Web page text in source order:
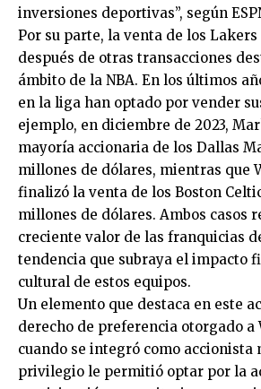
inversiones deportivas”, según
Por su parte, la venta de los
después de otras transacciones
ámbito de la NBA. En los últimos
en la liga han optado por vender
ejemplo, en diciembre de 2023,
mayoría accionaria de los Dallas
millones de dólares, mientras que
finalizó la venta de los Boston
millones de dólares. Ambos casos
creciente valor de las franquicias
tendencia que subraya el impacto
cultural de estos equipos.
Un elemento que destaca en este
derecho de preferencia otorgado a
cuando se integró como accionista
privilegio le permitió optar por la